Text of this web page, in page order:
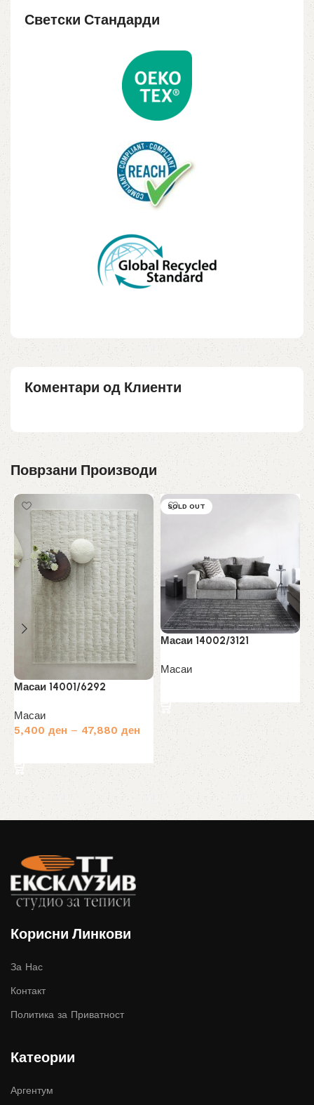
Светски Стандарди
Коментари од Клиенти
Поврзани Производи
Масаи 14001/6292
Масаи
5,400 ден – 47,880 ден
SOLD OUT
Масаи 14002/3121
Масаи
Корисни Линкови
За Нас
Контакт
Политика за Приватност
Катеории
Аргентум